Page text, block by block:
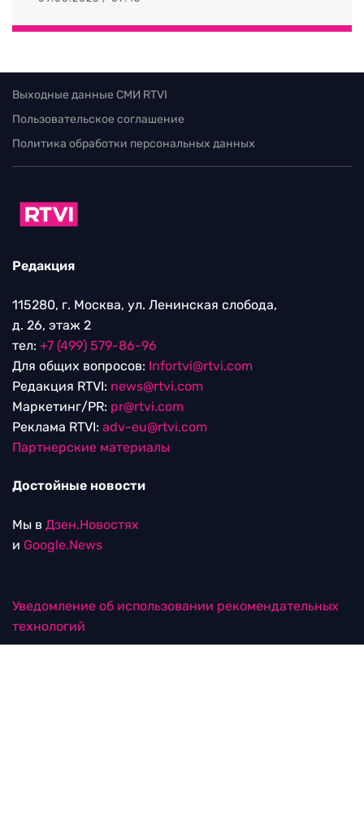
Выходные данные СМИ RTVI
Пользовательское соглашение
Политика обработки персональных данных
Редакция
115280, г. Москва, ул. Ленинская слобода,
д. 26, этаж 2
тел: +7 (499) 579-86-96
Для общих вопросов: Infortvi@rtvi.com
Редакция RTVI: news@rtvi.com
Маркетинг/PR: pr@rtvi.com
Реклама RTVI: adv-eu@rtvi.com
Партнерские материалы
Достойные новости
Мы в Дзен.Новостях
и Google.News
Уведомление об использовании рекомендательных
технологий